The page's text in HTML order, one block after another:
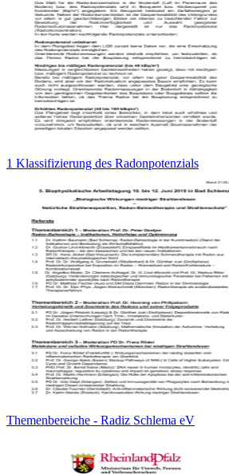
1 Klassifizierung des Radonpotenzials
Themenbereiche - Radiz Schlema eV